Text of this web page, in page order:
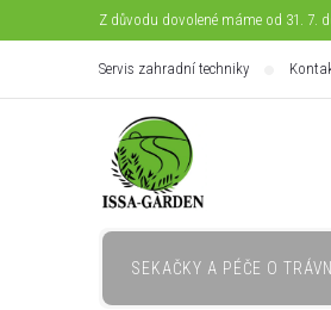
na
Z důvodu dovolené máme od 31. 7.
Servis zahradní techniky
SEKAČKY A PÉČE O